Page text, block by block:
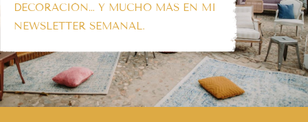
DECORACIÓN… Y MUCHO MÁS EN MI
NEWSLETTER SEMANAL.